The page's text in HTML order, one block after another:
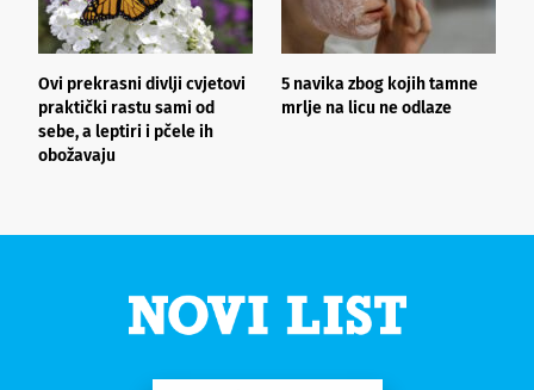
Ovi prekrasni divlji cvjetovi
praktički rastu sami od
sebe, a leptiri i pčele ih
obožavaju
5 navika zbog kojih tamne
mrlje na licu ne odlaze